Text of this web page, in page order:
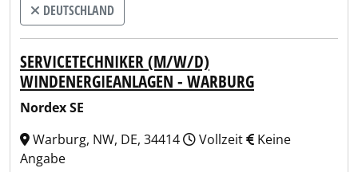
DEUTSCHLAND
SERVICETECHNIKER (M/W/D)
WINDENERGIEANLAGEN - WARBURG
Nordex SE
Warburg, NW, DE, 34414
Vollzeit
Keine
Angabe